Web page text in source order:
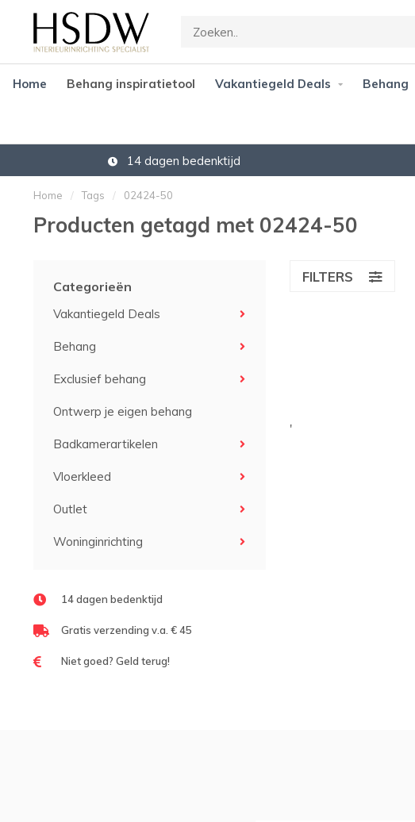
Home Behang inspiratietool Vakantiegeld Deals Behang
14 dagen bedenktijd
Home / Tags / 02424-50
Producten getagd met 02424-50
Categorieën
Vakantiegeld Deals
Behang
Exclusief behang
Ontwerp je eigen behang
Badkamerartikelen
Vloerkleed
Outlet
Woninginrichting
14 dagen bedenktijd
Gratis verzending v.a. € 45
Niet goed? Geld terug!
FILTERS
'